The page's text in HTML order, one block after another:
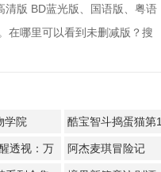
版 BD蓝光版、国语版、粤语
在哪里可以看到未删减版？搜
学院
酷宝智斗捣蛋猫第1
季
透视：万
阿杰麦琪冒险记